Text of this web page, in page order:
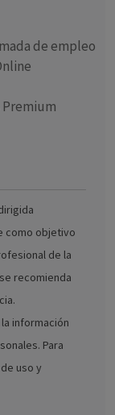
de empleo
como objetivo
de la
recomienda
información
Para
uso y